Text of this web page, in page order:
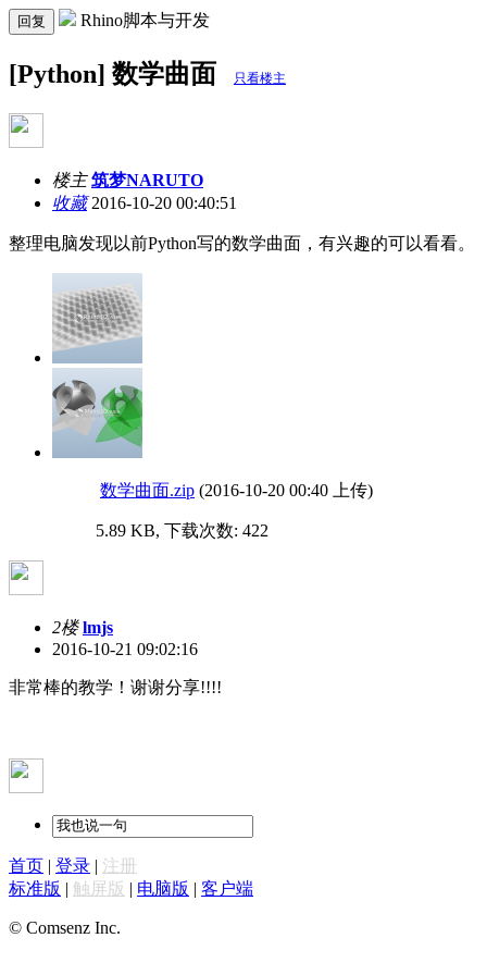
回复 Rhino脚本与开发
[Python] 数学曲面 只看楼主
楼主 筑梦NARUTO
收藏2016-10-20 00:40:51
整理电脑发现以前Python写的数学曲面，有兴趣的可以看看。
数学曲面.zip (2016-10-20 00:40 上传)
5.89 KB, 下载次数: 422
2楼 lmjs
2016-10-21 09:02:16
非常棒的教学！谢谢分享!!!!
首页 | 登录 | 注册
标准版 | 触屏版 | 电脑版 | 客户端
© Comsenz Inc.